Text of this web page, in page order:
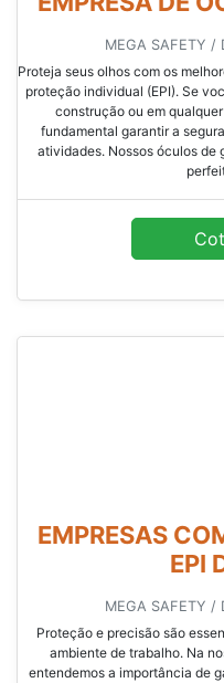
MEGA SAFETY /
Proteja seus olhos com os
proteção individual (EPI). Se
construção ou em
fundamental garantir a
atividades. Nossos óculos de
EMPRESAS
EPI
MEGA SAFETY /
Proteção e precisão são
ambiente de trabalho. Na
entendemos a importância de